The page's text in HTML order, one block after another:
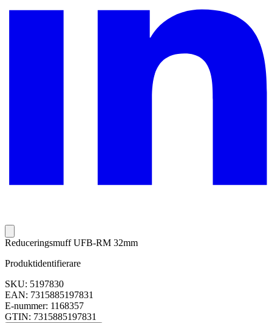
Reduceringsmuff UFB-RM 32mm
Produktidentifierare
SKU: 5197830
EAN: 7315885197831
E-nummer: 1168357
GTIN: 7315885197831